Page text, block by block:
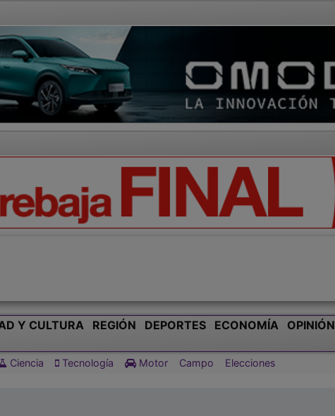
Y CULTURA REGIÓN DEPORTES ECONOMÍA OPINIÓN
Ciencia Tecnología Motor Campo Elecciones